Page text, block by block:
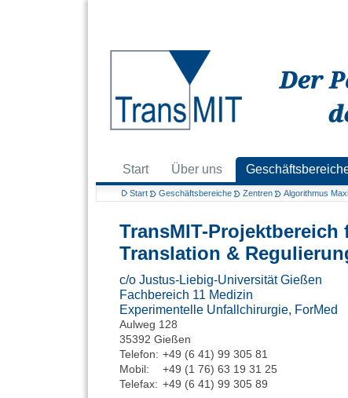
Start Über uns
Start Geschäftsbereiche Zentren Algorithmus
TransMIT-
Translation &
c/o Justus-Liebig-Universität Gießen
Fachbereich 11 Medizin
Experimentelle Unfallchirurgie, ForMed
Aulweg 128
35392 Gießen
Telefon: +49 (6 41) 99 305 81
Mobil:
+49 (1 76) 63 19 31 25
Telefax: +49 (6 41) 99 305 89